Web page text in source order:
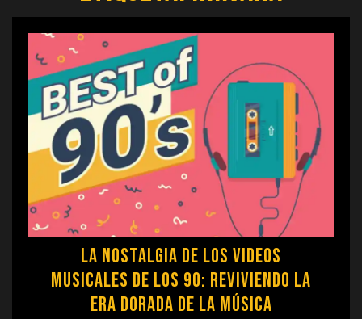
La Nostalgia de los Videos
Musicales de los 90: Reviviendo la
Era Dorada de la Música